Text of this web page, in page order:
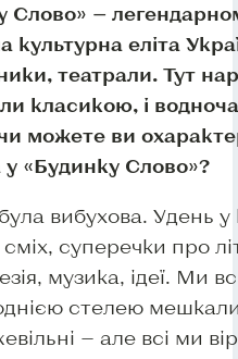
—
еліта
театрали. Тут
класикою, і
можете ви
«Будинку Слово»?
вибухова. Удень у
суперечки про
музика, ідеї. Ми
стелею
— але всі ми